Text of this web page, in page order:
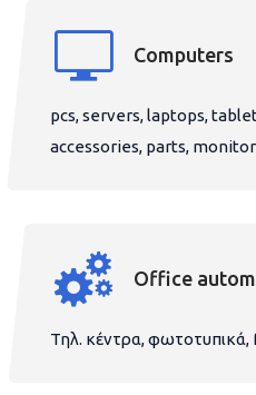
Computers
pcs, servers, laptops,
accessories, parts,
Office
Τηλ. κέντρα, φωτοτυπικά,